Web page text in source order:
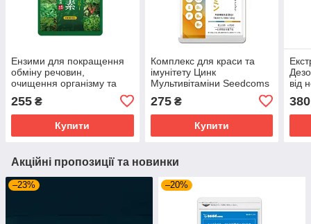
Ензими для покращення
обміну речовин,
очищення організму та
схуднення Seedcoms 30
капсул на 1 місяці
прийому
255 ₴
Купити
Комплекс для краси та
імунітету Цинк
Мультивітаміни Seedcoms
Multi Vitamin & Zinc 30 шт
на 1 місяць
275₴
Купити
від
380
Акційні пропозиції та новинки
–23% –20%